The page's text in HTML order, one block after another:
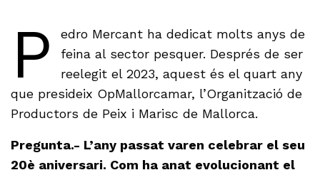
P
edro Mercant ha dedicat molts anys de
feina al sector pesquer. Després de ser
reelegit el 2023, aquest és el quart any
que presideix OpMallorcamar, l’Organització de
Productors de Peix i Marisc de Mallorca.
Pregunta.- L’any passat varen celebrar el seu
20è aniversari. Com ha anat evolucionant el